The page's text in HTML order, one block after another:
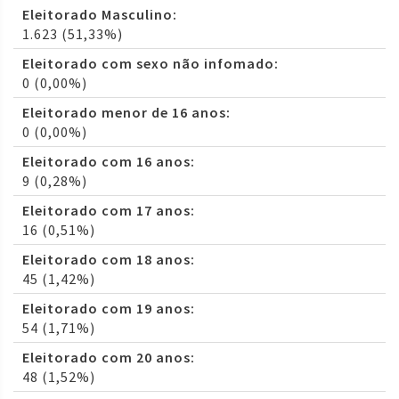
Eleitorado Masculino:
1.623 (51,33%)
Eleitorado com sexo não infomado:
0 (0,00%)
Eleitorado menor de 16 anos:
0 (0,00%)
Eleitorado com 16 anos:
9 (0,28%)
Eleitorado com 17 anos:
16 (0,51%)
Eleitorado com 18 anos:
45 (1,42%)
Eleitorado com 19 anos:
54 (1,71%)
Eleitorado com 20 anos:
48 (1,52%)